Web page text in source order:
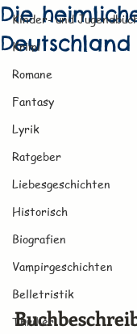
Kinder- und
Krimi
Romane
Fantasy
Lyrik
Ratgeber
Liebesgeschichten
Historisch
Biografien
Vampirgeschichten
Belletristik
Thriller
Die
Deutschland